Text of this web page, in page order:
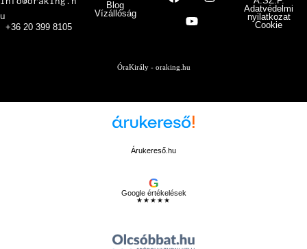
u
+36 20 399 8105
Blog
Vízállóság
Adatvédelmi
nyilatkozat
Cookie
ÓraKirály - oraking.hu
Árukereső.hu
G
Google értékelések
★★★★★